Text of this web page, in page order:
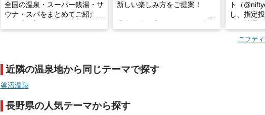
全国の温泉・スーパー銭湯・サ
ウナ・スパをまとめてご紹介！
います。
現地取材記事もあわせて紹介し
ていますので、気になる施設は
ぜひチェックして次のおでかけ
先の参考にしてみてください
新しい楽しみ方をご提案！
手相やタロットなど気軽に楽し
ト（
し、指定
GIFT500
ニフテ
近隣の温泉地から同じテーマで探す
釜沼温泉
長野県の人気テーマから探す